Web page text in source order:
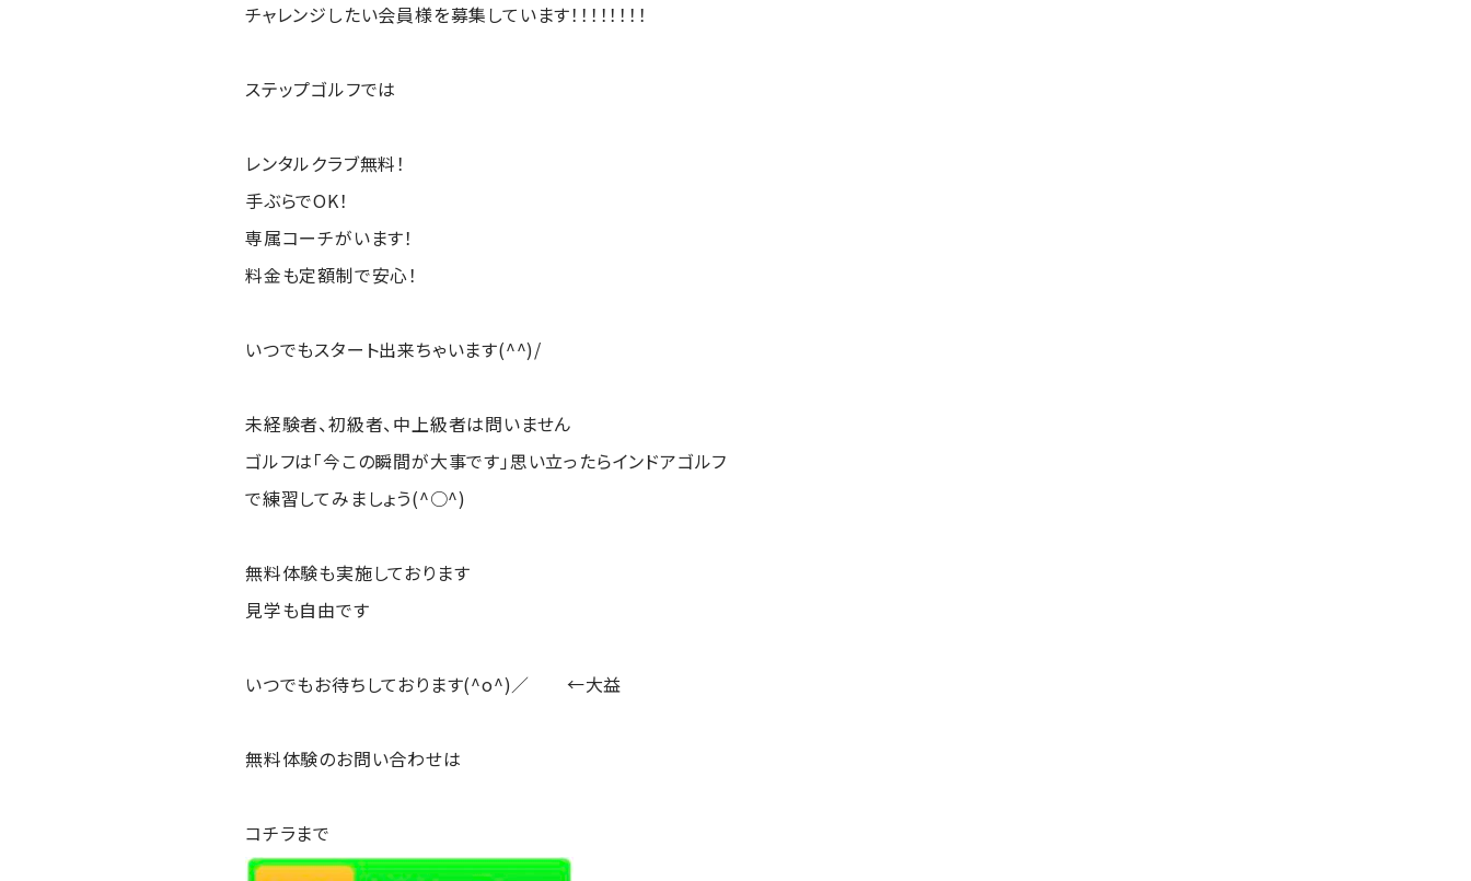
チャレンジしたい会員様を募集しています！！！！！！！！
ステップゴルフでは
レンタルクラブ無料！
手ぶらでOK！
専属コーチがいます！
料金も定額制で安心！
いつでもスタート出来ちゃいます(^^)/
未経験者、初級者、中上級者は問いません
ゴルフは「今この瞬間が大事です」思い立ったらインドアゴルフ
で練習してみましょう(^○^)
無料体験も実施しております
見学も自由です
いつでもお待ちしております(^o^)／ ←大益
無料体験のお問い合わせは
コチラまで